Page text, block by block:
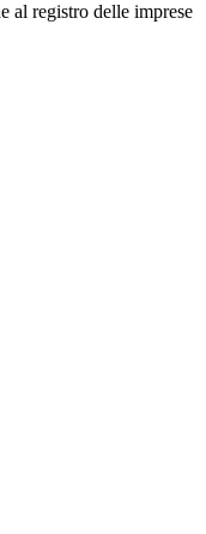
al registro delle imprese